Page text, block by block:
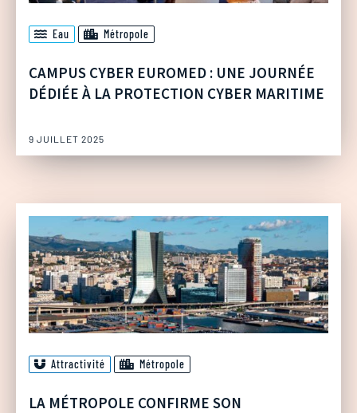
Eau Métropole
CAMPUS CYBER EUROMED : UNE JOURNÉE
DÉDIÉE À LA PROTECTION CYBER MARITIME
9 JUILLET 2025
Attractivité Métropole
LA MÉTROPOLE CONFIRME SON